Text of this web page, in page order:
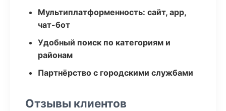
Мультиплатформенность: сайт, app,
чат-бот
Удобный поиск по категориям и
районам
Партнёрство с городскими службами
Отзывы клиентов